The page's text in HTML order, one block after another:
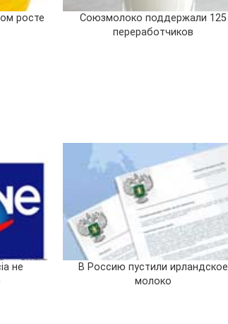
росте
Союзмолоко поддержали 125
переработчиков
не
В Россию пустили ирландское
молоко